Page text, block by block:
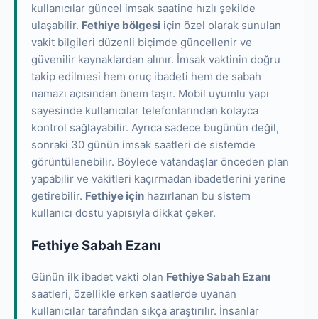
kullanıcılar güncel imsak saatine hızlı şekilde
ulaşabilir. Fethiye bölgesi için özel olarak sunulan
vakit bilgileri düzenli biçimde güncellenir ve
güvenilir kaynaklardan alınır. İmsak vaktinin doğru
takip edilmesi hem oruç ibadeti hem de sabah
namazı açısından önem taşır. Mobil uyumlu yapı
sayesinde kullanıcılar telefonlarından kolayca
kontrol sağlayabilir. Ayrıca sadece bugünün değil,
sonraki 30 günün imsak saatleri de sistemde
görüntülenebilir. Böylece vatandaşlar önceden plan
yapabilir ve vakitleri kaçırmadan ibadetlerini yerine
getirebilir. Fethiye için hazırlanan bu sistem
kullanıcı dostu yapısıyla dikkat çeker.
Fethiye Sabah Ezanı
Günün ilk ibadet vakti olan Fethiye Sabah Ezanı
saatleri, özellikle erken saatlerde uyanan
kullanıcılar tarafından sıkça araştırılır. İnsanlar